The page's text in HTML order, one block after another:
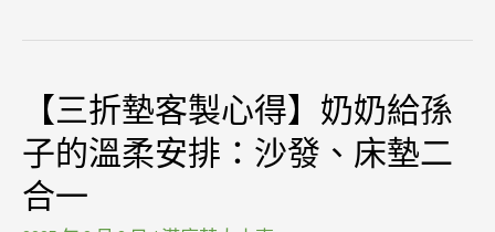
【三折墊客製心得】奶奶給孫
子的溫柔安排：沙發、床墊二
合一
【三
折
墊
客